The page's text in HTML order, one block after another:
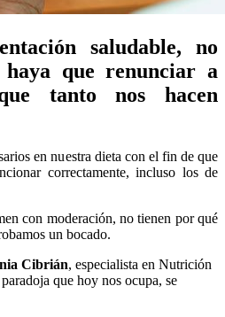
saludable, no
que renunciar a
tanto nos hacen
en nuestra dieta con el fin de que
correctamente, incluso los de
con moderación, no tienen por qué
un bocado.
Cibrián, especialista en Nutrición
que hoy nos ocupa, se